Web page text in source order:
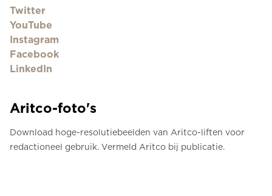
Twitter
YouTube
Instagram
Facebook
LinkedIn
Aritco-foto's
Download hoge-resolutiebeelden van Aritco-liften voor
redactioneel gebruik. Vermeld Aritco bij publicatie.